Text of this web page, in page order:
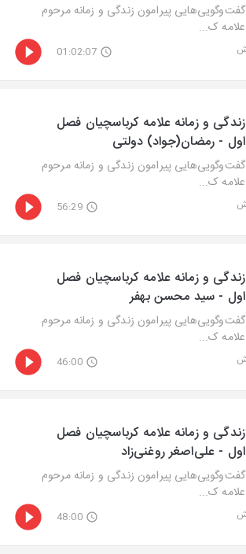
گفت‌وگویی‌هایی پیرامون زندگی و زمانه مرحوم
علامه ک...
01:02:07
زندگی و زمانه علامه کرباسچیان فصل
اول - رمضان(جواد) دولتی
گفت‌وگویی‌هایی پیرامون زندگی و زمانه مرحوم
علامه ک...
56:29
زندگی و زمانه علامه کرباسچیان فصل
اول - سید محسن بهفر
گفت‌وگویی‌هایی پیرامون زندگی و زمانه مرحوم
علامه ک...
46:00
زندگی و زمانه علامه کرباسچیان فصل
اول - علی‌اصغر روغنی‌زاد
گفت‌وگویی‌هایی پیرامون زندگی و زمانه مرحوم
علامه ک...
48:00